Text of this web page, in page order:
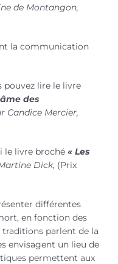
de Montangon,
la communication
pouvez lire le livre
des
Candice Mercier,
le livre broché« Les
Dick, (Prix
différentes
en fonction des
parlent de la
envisagent un lieu de
permettent aux